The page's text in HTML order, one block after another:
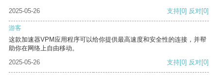
2025-05-26 支持[0] 反对[0]
游客
这款加速器VPM应用程序可以给你提供最高速度和安全性的连接，并帮
助你在网络上自由移动。
2025-05-26
支持[0] 反对[0]